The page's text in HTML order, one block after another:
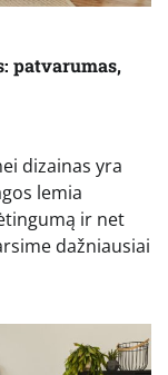
patvarumas,
dizainas yra
lemia
ir net
dažniausiai